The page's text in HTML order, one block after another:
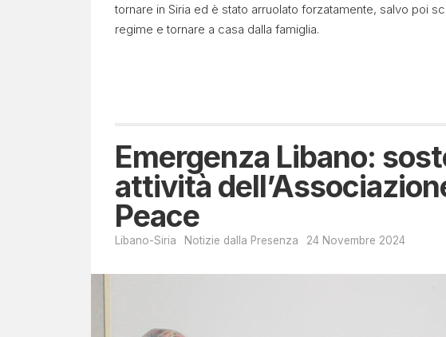
tornare in Siria ed è stato arruolato forzatamente, salvo poi
regime e tornare a casa dalla famiglia.
Emergenza Libano:
attività
Peace
Libano-Siria Notizie dalla Presenza 24 Novembre 2024